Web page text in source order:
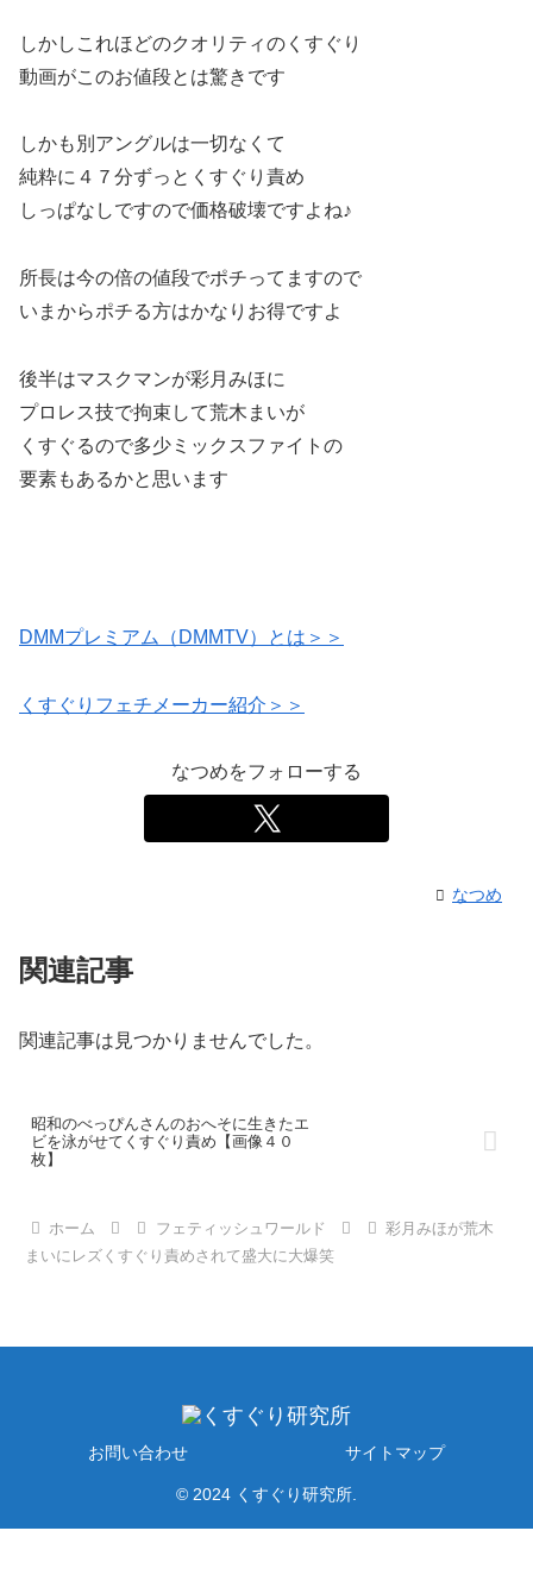
しかしこれほどのクオリティのくすぐり
動画がこのお値段とは驚きです
しかも別アングルは一切なくて
純粋に４７分ずっとくすぐり責め
しっぱなしですので価格破壊ですよね♪
所長は今の倍の値段でポチってますので
いまからポチる方はかなりお得ですよ
後半はマスクマンが彩月みほに
プロレス技で拘束して荒木まいが
くすぐるので多少ミックスファイトの
要素もあるかと思います
DMMプレミアム（DMMTV）とは＞＞
くすぐりフェチメーカー紹介＞＞
なつめをフォローする
なつめ
関連記事
関連記事は見つかりませんでした。
昭和のべっぴんさんのおへそに生きたエ
ビを泳がせてくすぐり責め【画像４０
枚】
ホーム フェティッシュワールド
彩月みほが荒木
まいにレズくすぐり責めされて盛大に大爆笑
お問い合わせ サイトマップ
© 2024 くすぐり研究所.